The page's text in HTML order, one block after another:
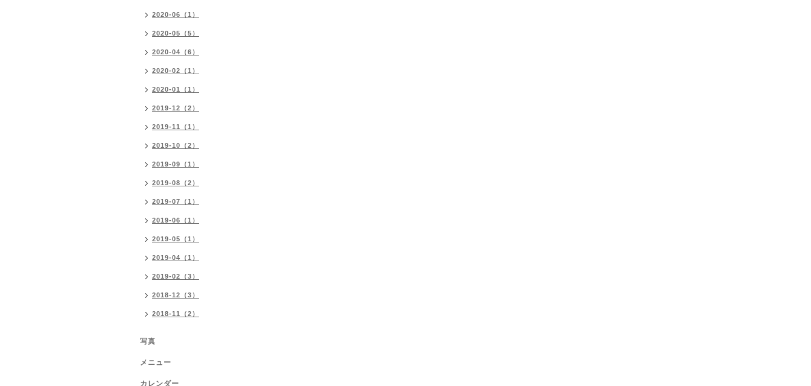
2020-06（1）
2020-05（5）
2020-04（6）
2020-02（1）
2020-01（1）
2019-12（2）
2019-11（1）
2019-10（2）
2019-09（1）
2019-08（2）
2019-07（1）
2019-06（1）
2019-05（1）
2019-04（1）
2019-02（3）
2018-12（3）
2018-11（2）
写真
メニュー
カレンダー